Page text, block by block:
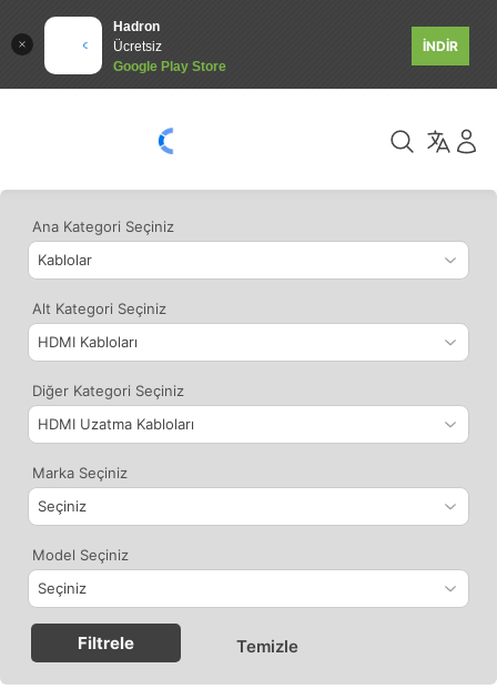
Hadron
Ücretsiz
Google Play Store
İNDİR
Ana Kategori Seçiniz
Alt Kategori Seçiniz
Diğer Kategori Seçiniz
Marka Seçiniz
Model Seçiniz
Filtrele Temizle